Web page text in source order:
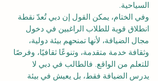
السياحية.
وفي الختام، يمكن القول إن دبي تُعدّ نقطة
انطلاق قوية للطلاب الراغبين في دخول
مجال الضيافة، لأنها تمنحهم بيئة دولية،
وثقافة خدمة متقدمة، وتنوعًا ثقافيًا، وفرصًا
للتعلم من الواقع. فالطالب في دبي لا
يدرس الضيافة فقط، بل يعيش في بيئة